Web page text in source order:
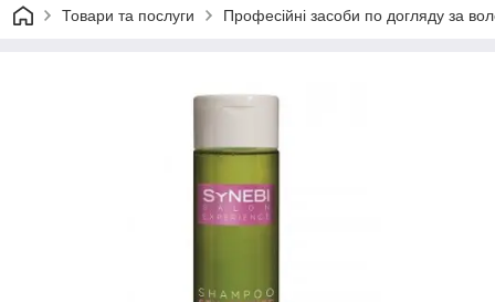
Товари та послуги Професійні засоби по догляду за